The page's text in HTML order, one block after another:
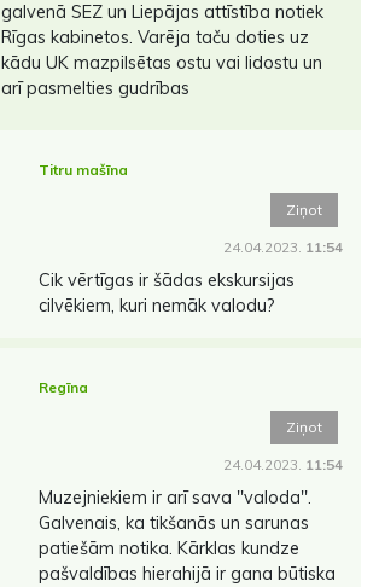
galvenā SEZ un Liepājas attīstība notiek
Rīgas kabinetos. Varēja taču doties uz
kādu UK mazpilsētas ostu vai lidostu un
arī pasmelties gudrības
Titru mašīna
Ziņot
24.04.2023. 11:54
Cik vērtīgas ir šādas ekskursijas
cilvēkiem, kuri nemāk valodu?
Regīna
Ziņot
24.04.2023. 11:54
Muzejniekiem ir arī sava ''valoda''.
Galvenais, ka tikšanās un sarunas
patiešām notika. Kārklas kundze
pašvaldības hierahijā ir gana būtiska